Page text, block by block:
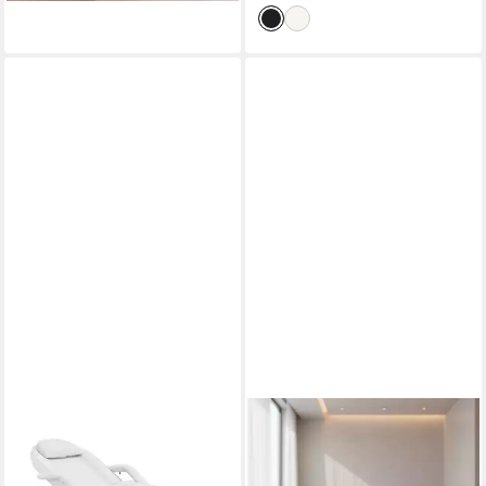
Massageliege Kosmetikliege
200 kg 360° drehbar
MELKO
Liege 3 Zonen klappbar mobil